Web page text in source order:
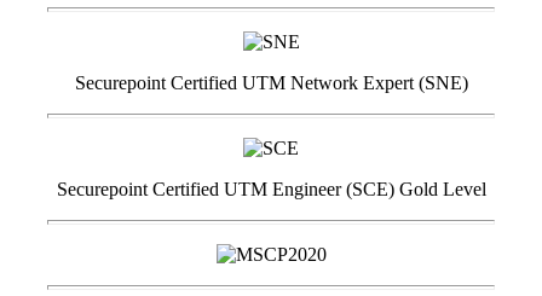
Securepoint Certified UTM Network Expert (SNE)
Securepoint Certified UTM Engineer (SCE) Gold Level